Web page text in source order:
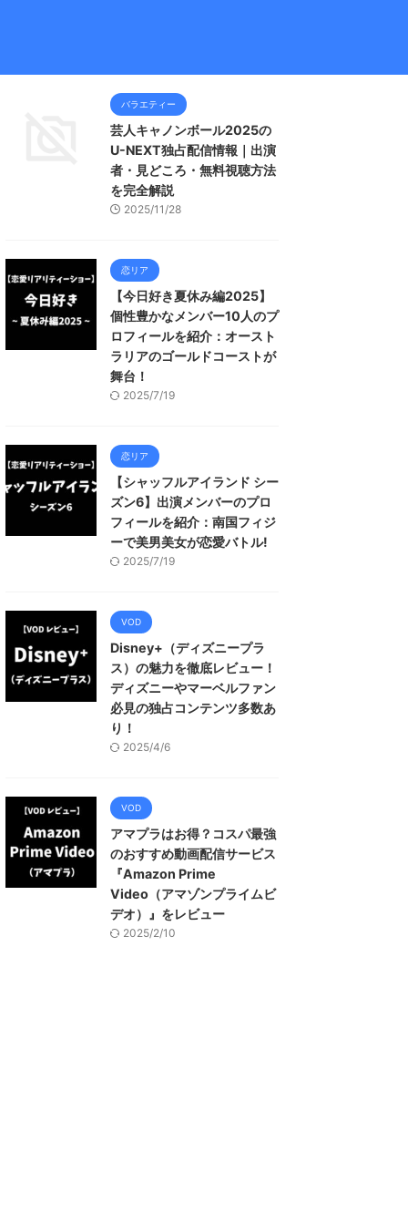
バラエティー
芸人キャノンボール2025の
U-NEXT独占配信情報｜出演
者・見どころ・無料視聴方法
を完全解説
2025/11/28
恋リア
【今日好き夏休み編2025】
個性豊かなメンバー10人のプ
ロフィールを紹介：オースト
ラリアのゴールドコーストが
舞台！
2025/7/19
恋リア
【シャッフルアイランド シー
ズン6】出演メンバーのプロ
フィールを紹介：南国フィジ
ーで美男美女が恋愛バトル!
2025/7/19
VOD
Disney+（ディズニープラ
ス）の魅力を徹底レビュー！
ディズニーやマーベルファン
必見の独占コンテンツ多数あ
り！
2025/4/6
VOD
アマプラはお得？コスパ最強
のおすすめ動画配信サービス
『Amazon Prime
Video（アマゾンプライムビ
デオ）』をレビュー
2025/2/10